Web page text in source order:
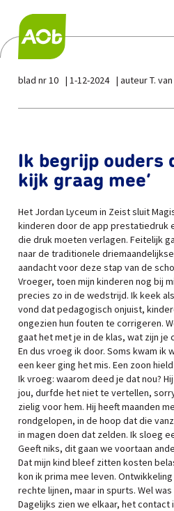
blad nr 10 1-12-2024 auteur T.
Ik begrijp ouders
kijk graag mee’
Het Jordan Lyceum in Zeist sluit
kinderen door de app prestatiedruk
die druk moeten verlagen. Feitelijk
naar de traditionele
aandacht voor deze stap van de
Vroeger, toen mijn kinderen nog bij
precies zo in de wedstrijd. Ik keek
vond dat pedagogisch onjuist,
ongezien hun fouten te corrigeren.
gaat het met je in de klas, wat zijn je
En dus vroeg ik door. Soms kwam ik
een keer ging het mis. Een zoon
Ik vroeg: waarom deed je dat nou?
jou, durfde het niet te vertellen,
zielig voor hem. Hij heeft maanden
rondgelopen, in de hoop dat die
in magen doen dat zelden. Ik sloeg
Geeft niks, dit gaan we voortaan
Dat mijn kind bleef zitten kosten
kon ik prima mee leven.
rechte lijnen, maar in spurts. Wel
Dagelijks zien we elkaar, het